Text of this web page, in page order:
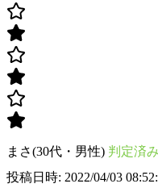
まさ(30代・男性) 判定済み
投稿日時: 2022/04/03